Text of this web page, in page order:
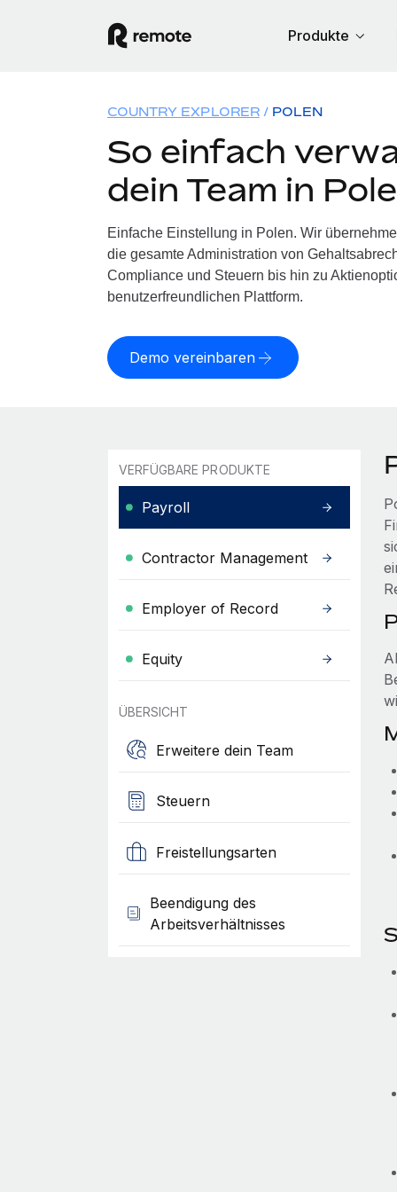
Produkte
COUNTRY EXPLORER POLEN
So einfach
dein Team in
Einfache Einstellung in Polen. Wir
die gesamte Administration von
Compliance und Steuern bis hin zu
benutzerfreundlichen Plattform.
Demo vereinbaren
VERFÜGBARE PRODUKTE
Payroll
Contractor Management
Employer of Record
Equity
ÜBERSICHT
Erweitere dein Team
Steuern
Freistellungsarten
Beendigung des
Arbeitsverhältnisses